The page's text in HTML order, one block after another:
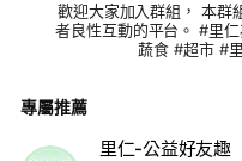
歡迎大家加入群組， 本群
者良性互動的平台。 #里
蔬食 #超市 #
專屬推薦
里仁-公益好友趣